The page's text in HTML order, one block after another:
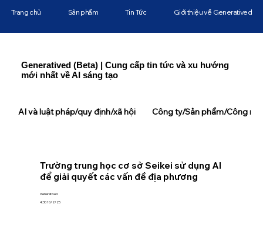
Generatived (Beta) | Cung cấp tin tức và xu hướng
mới nhất về AI sáng tạo
Trường trung học cơ sở Seikei sử dụng AI
để giải quyết các vấn đề địa phương
Generatived
4:30 10/2/25
Trang chủ Sản phẩm Tin Tức Giới thiệu về Generatived
AI và luật pháp/quy định/xã hội Công ty/Sản phẩm/Công